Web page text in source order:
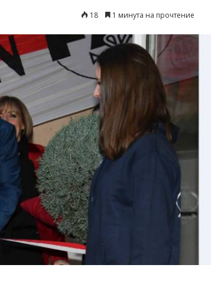
18 1 минута на прочтение